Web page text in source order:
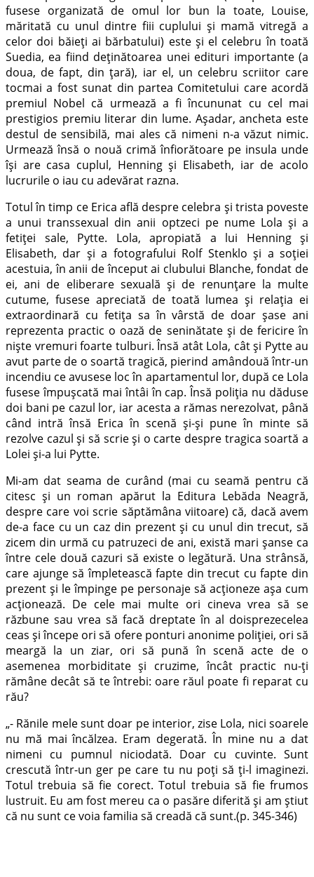
fusese organizată de omul lor bun la toate, Louise,
măritată cu unul dintre fiii cuplului și mamă vitregă a
celor doi băieți ai bărbatului) este și el celebru în toată
Suedia, ea fiind deținătoarea unei edituri importante (a
doua, de fapt, din țară), iar el, un celebru scriitor care
tocmai a fost sunat din partea Comitetului care acordă
premiul Nobel că urmează a fi încununat cu cel mai
prestigios premiu literar din lume. Așadar, ancheta este
destul de sensibilă, mai ales că nimeni n-a văzut nimic.
Urmează însă o nouă crimă înfiorătoare pe insula unde
își are casa cuplul, Henning și Elisabeth, iar de acolo
lucrurile o iau cu adevărat razna.
Totul în timp ce Erica află despre celebra și trista poveste
a unui transsexual din anii optzeci pe nume Lola și a
fetiței sale, Pytte. Lola, apropiată a lui Henning și
Elisabeth, dar și a fotografului Rolf Stenklo și a soției
acestuia, în anii de început ai clubului Blanche, fondat de
ei, ani de eliberare sexuală și de renunțare la multe
cutume, fusese apreciată de toată lumea și relația ei
extraordinară cu fetița sa în vârstă de doar șase ani
reprezenta practic o oază de seninătate și de fericire în
niște vremuri foarte tulburi. Însă atât Lola, cât și Pytte au
avut parte de o soartă tragică, pierind amândouă într-un
incendiu ce avusese loc în apartamentul lor, după ce Lola
fusese împușcată mai întâi în cap. Însă poliția nu dăduse
doi bani pe cazul lor, iar acesta a rămas nerezolvat, până
când intră însă Erica în scenă și-și pune în minte să
rezolve cazul și să scrie și o carte despre tragica soartă a
Lolei și-a lui Pytte.
Mi-am dat seama de curând (mai cu seamă pentru că
citesc și un roman apărut la Editura Lebăda Neagră,
despre care voi scrie săptămâna viitoare) că, dacă avem
de-a face cu un caz din prezent și cu unul din trecut, să
zicem din urmă cu patruzeci de ani, există mari șanse ca
între cele două cazuri să existe o legătură. Una strânsă,
care ajunge să împletească fapte din trecut cu fapte din
prezent și le împinge pe personaje să acționeze așa cum
acționează. De cele mai multe ori cineva vrea să se
răzbune sau vrea să facă dreptate în al doisprezecelea
ceas și începe ori să ofere ponturi anonime poliției, ori să
meargă la un ziar, ori să pună în scenă acte de o
asemenea morbiditate și cruzime, încât practic nu-ți
rămâne decât să te întrebi: oare răul poate fi reparat cu
rău?
„- Rănile mele sunt doar pe interior, zise Lola, nici soarele
nu mă mai încălzea. Eram degerată. În mine nu a dat
nimeni cu pumnul niciodată. Doar cu cuvinte. Sunt
crescută într-un ger pe care tu nu poți să ți-l imaginezi.
Totul trebuia să fie corect. Totul trebuia să fie frumos
lustruit. Eu am fost mereu ca o pasăre diferită și am știut
că nu sunt ce voia familia să creadă că sunt.(p. 345-346)